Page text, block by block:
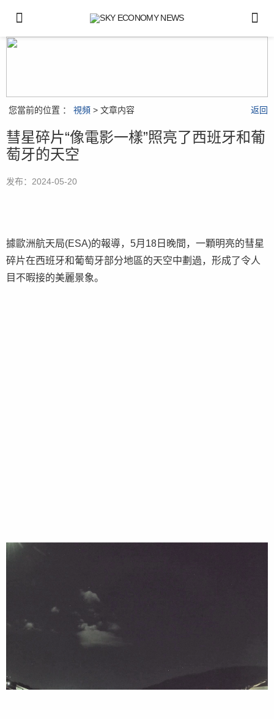
您當前的位置 ： 視頻 > 文章内容 返回
彗星碎片“像電影一樣”照亮了西班牙和葡
萄牙的天空
发布：2024-05-20
據歐洲航天局(ESA)的報導，5月18日晚間，一顆明亮的彗星
碎片在西班牙和葡萄牙部分地區的天空中劃過，形成了令人
目不暇接的美麗景象。